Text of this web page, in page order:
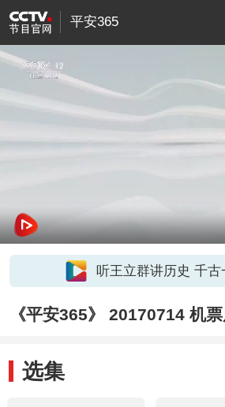
平安365
听王立群讲历史 千古
《平安365》 20170714 机
选集